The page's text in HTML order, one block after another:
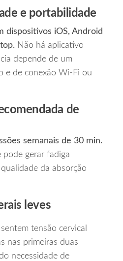
e portabilidade
dispositivos iOS, Android
Não há aplicativo
depende de um
e de conexão Wi‑Fi ou
de
semanais de 30 min.
pode gerar fadiga
da absorção
leves
tensão cervical
nas primeiras duas
necessidade de